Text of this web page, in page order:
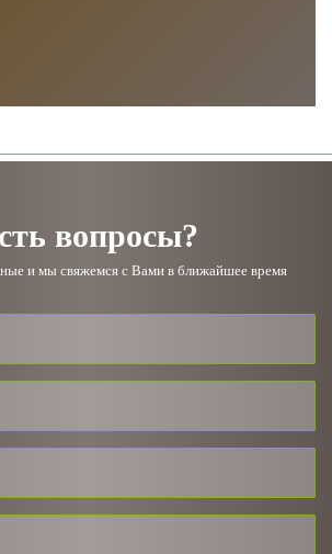
вопросы?
и мы свяжемся с Вами в ближайшее время